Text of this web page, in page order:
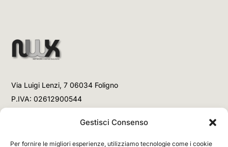
Gestisci Consenso
Per fornire le migliori esperienze, utilizziamo tecnologie come i cookie
Via Luigi Lenzi, 7 06034 Foligno
P.IVA: 02612900544